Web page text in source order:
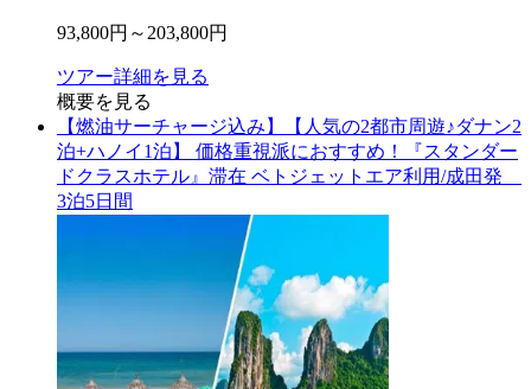
93,800円～ 203,800円
ツアー詳細を見る
概要を見る
【燃油サーチャージ込み】【人気の2都市周遊♪ダナン2
泊+ハノイ1泊】 価格重視派におすすめ！『スタンダー
ドクラスホテル』滞在 ベトジェットエア利用/成田発
3泊5日間